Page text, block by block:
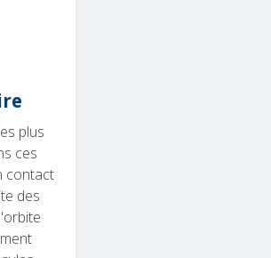
plus
ces
contact
des